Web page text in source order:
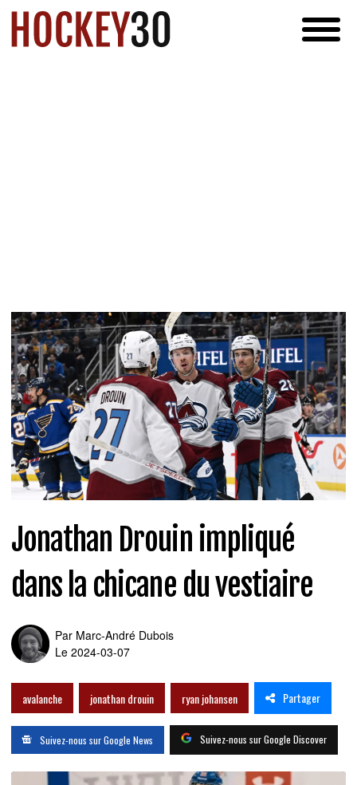
Jonathan Drouin impliqué
dans la chicane du vestiaire
Par Marc-André Dubois
Le 2024-03-07
avalanche jonathan drouin ryan johansen Partager
Suivez-nous sur Google News Suivez-nous sur Google Discover